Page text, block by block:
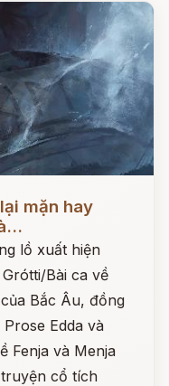
mặn hay
lồ xuất hiện
Bài ca về
Bắc Âu, đồng
Edda và
Fenja và Menja
cổ tích